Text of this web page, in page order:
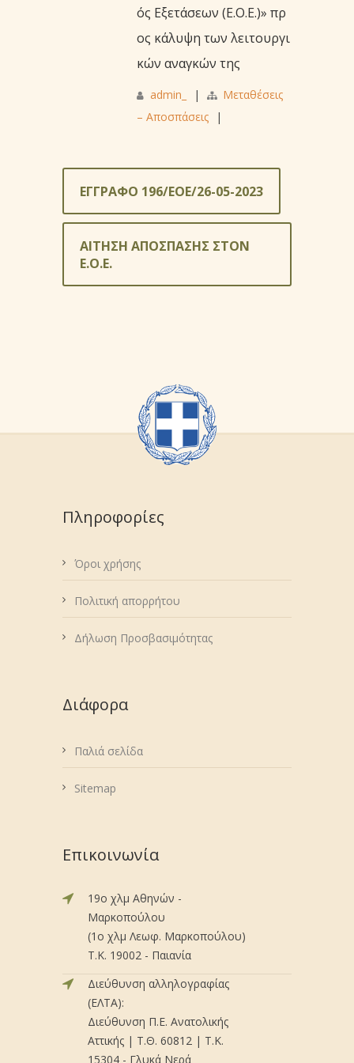
ός Εξετάσεων (Ε.Ο.Ε.)» πρ
ος κάλυψη των λειτουργι
κών αναγκών της
admin_ |
Μεταθέσεις
– Αποσπάσεις
|
ΕΓΓΡΑΦΟ 196/ΕΟΕ/26-05-2023
ΑΙΤΗΣΗ ΑΠΟΣΠΑΣΗΣ ΣΤΟΝ
Ε.Ο.Ε.
Πληροφορίες
Όροι χρήσης
Πολιτική απορρήτου
Δήλωση Προσβασιμότητας
Διάφορα
Παλιά σελίδα
Sitemap
Επικοινωνία
19ο χλμ Αθηνών -
Μαρκοπούλου
(1ο χλμ Λεωφ. Μαρκοπούλου)
Τ.Κ. 19002 - Παιανία
Διεύθυνση αλληλογραφίας
(ΕΛΤΑ):
Διεύθυνση Π.Ε. Ανατολικής
Αττικής | Τ.Θ. 60812 | Τ.Κ.
15304 - Γλυκά Νερά